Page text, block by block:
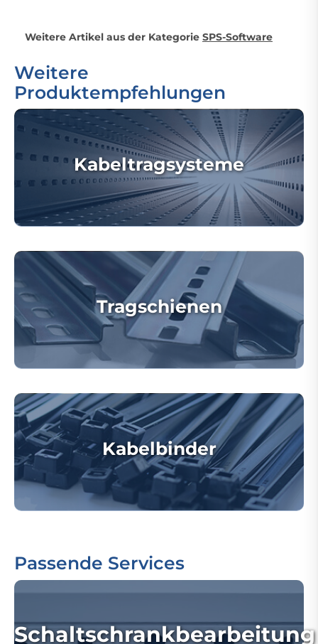
Weitere Artikel aus der Kategorie SPS-Software
Weitere
Produktempfehlungen
Kabeltragsysteme
Tragschienen
Kabelbinder
Passende Services
Schaltschrankbearbeitung